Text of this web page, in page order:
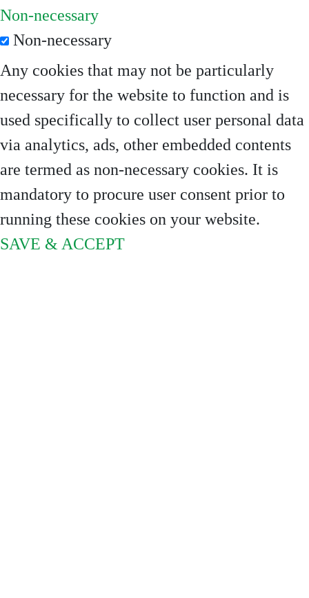
Non-necessary
Non-necessary
Any cookies that may not be particularly
necessary for the website to function and is
used specifically to collect user personal data
via analytics, ads, other embedded contents
are termed as non-necessary cookies. It is
mandatory to procure user consent prior to
running these cookies on your website.
SAVE & ACCEPT